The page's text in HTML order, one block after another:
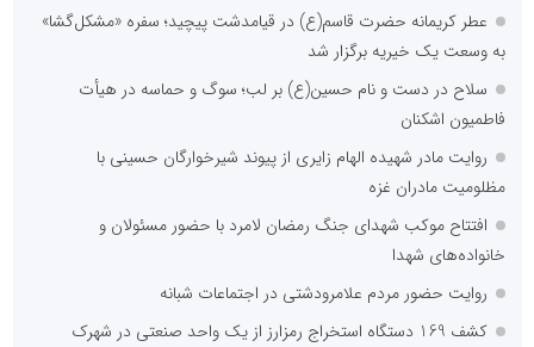
عطر کریمانه حضرت قاسم(ع) در قیامدشت پیچید؛ سفره «مشکل‌گشا»
به وسعت یک خیریه برگزار شد
سلاح در دست و نام حسین(ع) بر لب؛ سوگ و حماسه در هیأت
فاطمیون اشکنان
روایت مادر شهیده الهام زایری از پیوند شیرخوارگان حسینی با
مظلومیت مادران غزه
افتتاح موکب شهدای جنگ رمضان لامرد با حضور مسئولان و
خانواده‌های شهدا
روایت حضور مردم علامرودشتی در اجتماعات شبانه
کشف 169 دستگاه استخراج رمزارز از یک واحد صنعتی در شهرک